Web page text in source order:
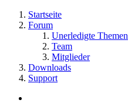
Startseite
Forum
Unerledigte Themen
Team
Mitglieder
Downloads
Support